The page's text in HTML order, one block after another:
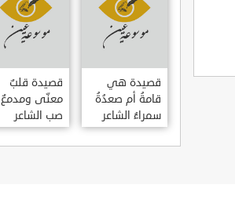
قصيدة هي
قامةُ أم صعدُةُ
سمراءُ الشاعر
سيف الدين
المشد
قصيدة قلبٌ
معنّى ومدمعٌ
صب الشاعر
سيف الدين
المشد